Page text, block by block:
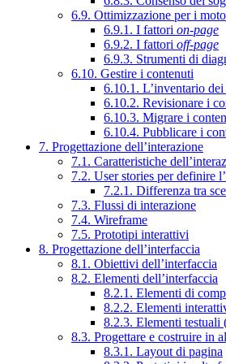
6.9. Ottimizzazione per i
6.9.1. I fattori on-page
6.9.2. I fattori off-page
6.9.3. Strumenti di
6.10. Gestire i contenuti
6.10.1. L’inventario
6.10.2. Revisionare i
6.10.3. Migrare i
6.10.4. Pubblicare i
7. Progettazione dell’interazione
7.1. Caratteristiche
7.2. User stories per definire
7.2.1. Differenza tra
7.3. Flussi di interazione
7.4. Wireframe
7.5. Prototipi interattivi
8. Progettazione dell’interfaccia
8.1. Obiettivi dell’interfaccia
8.2. Elementi dell’interfaccia
8.2.1. Elementi di
8.2.2. Elementi
8.2.3. Elementi testuali
8.3. Progettare e costruire in
8.3.1. Layout di pagina